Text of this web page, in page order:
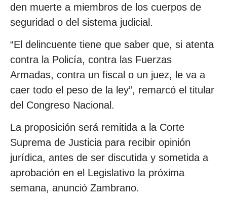
den muerte a miembros de los cuerpos de
seguridad o del sistema judicial.
“El delincuente tiene que saber que, si atenta
contra la Policía, contra las Fuerzas
Armadas, contra un fiscal o un juez, le va a
caer todo el peso de la ley”, remarcó el titular
del Congreso Nacional.
La proposición será remitida a la Corte
Suprema de Justicia para recibir opinión
jurídica, antes de ser discutida y sometida a
aprobación en el Legislativo la próxima
semana, anunció Zambrano.